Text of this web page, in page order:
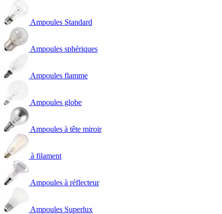
Ampoules Standard
Ampoules sphériques
Ampoules flamme
Ampoules globe
Ampoules à tête miroir
à filament
Ampoules à réflecteur
Ampoules Superlux